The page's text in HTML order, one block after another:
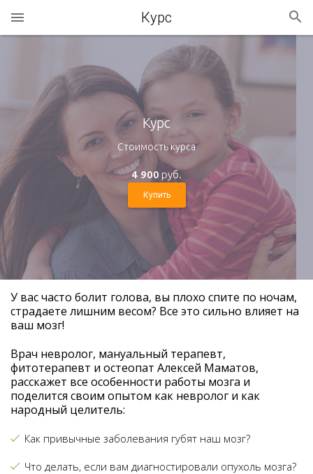
Курс
Курс
Стоимость курса
4 900 руб.
Купить
У вас часто болит голова, вы плохо спите по ночам,
страдаете лишним весом? Все это сильно влияет на
ваш мозг!
Врач невролог, мануальный терапевт,
фитотерапевт и остеопат Алексей Маматов,
расскажет все особенности работы мозга и
поделится своим опытом как невролог и как
народный целитель:
Как привычные заболевания губят наш мозг?
Что делать, если вам диагностировали опухоль мозга?